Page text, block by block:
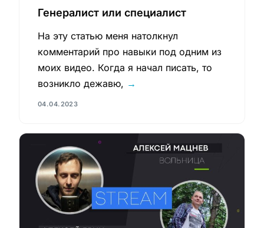
Генералист или специалист
На эту статью меня натолкнул
комментарий про навыки под одним из
моих видео. Когда я начал писать, то
возникло дежавю, →
04.04.2023